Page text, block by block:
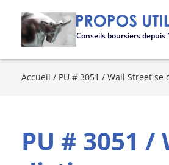
Conseils boursiers depuis
Accueil / PU # 3051 / Wall Street se
PU # 3051 /